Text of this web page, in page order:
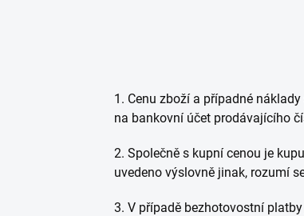
1. Cenu zboží a případné
na bankovní účet prodávajícího
2. Společně s kupní cenou je
uvedeno výslovně jinak, rozumí
3. V případě bezhotovostní